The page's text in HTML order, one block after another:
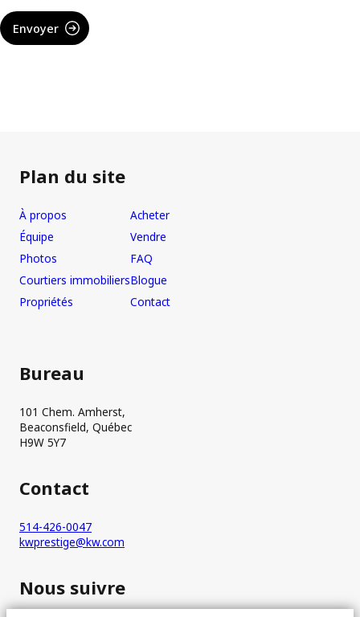
Envoyer
Plan du site
À propos
Équipe
Photos
Courtiers immobiliers
Propriétés
Acheter
Vendre
FAQ
Blogue
Contact
Bureau
101 Chem. Amherst,
Beaconsfield, Québec
H9W 5Y7
Contact
514-426-0047
kwprestige@kw.com
Nous suivre